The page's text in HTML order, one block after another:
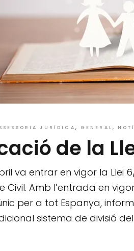
JURÍDICA GENERAL
de la
va entrar en vigor la Llei
Civil. Amb l’entrada en
per a tot Espanya,
sistema de divisió